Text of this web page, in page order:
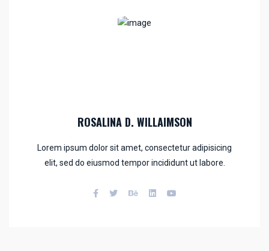
ROSALINA D. WILLAIMSON
Lorem ipsum dolor sit amet, consectetur adipisicing
elit, sed do eiusmod tempor incididunt ut labore.